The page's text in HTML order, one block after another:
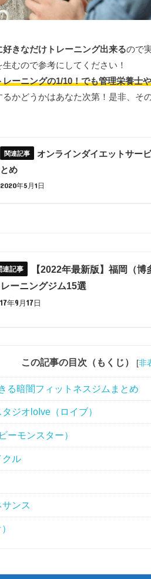
好きなだけトレーニング出来るので
むので参考にしてください！
ーニングの1/10！でも管理栄養士
るかどうかはあなた次第！是非、そ
オンラインダイエットサー
とめ
2020年5月1日
【2022年最新版】福岡（
レーニングジム15選
年9月17日
この記事の目次（もくじ） [非
る暗闇フィットネスジムまとめ
ジオloIve（ロイブ）
ーモンスター）
クル
ンス